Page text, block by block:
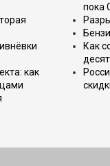
как
пока
Как